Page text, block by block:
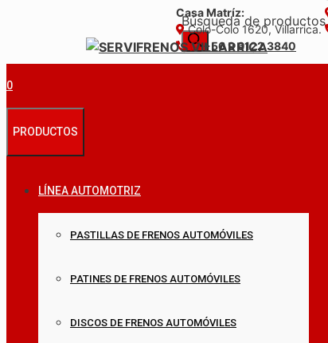
Búsqueda de
Casa Matríz:
Colo-Colo 1620, Villarrica.
+56 9 6122 3840
0
PRODUCTOS
LÍNEA AUTOMOTRIZ
PASTILLAS DE FRENOS AUTOMÓVILES
PATINES DE FRENOS AUTOMÓVILES
DISCOS DE FRENOS AUTOMÓVILES